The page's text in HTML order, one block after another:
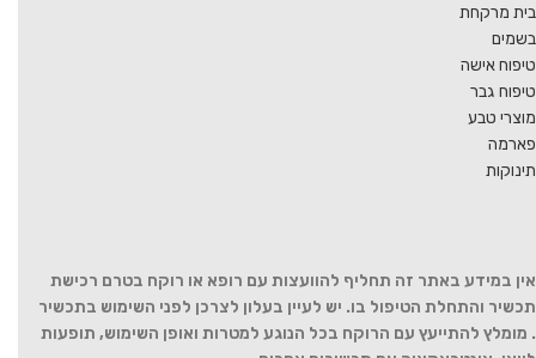
בית מרקחת
בשמים
טיפוח אישה
טיפוח גבר
מוצרי טבע
פארמה
תינוקות
אין במידע באתר זה תחליף להוועצות עם רופא או רוקח בטרם רכישת
תכשיר והתחלת הטיפול בו. יש לעיין בעלון לצרכן לפני השימוש בתכשיר
. מומלץ להתייעץ עם הרוקח בכל הנוגע למטרות ואופן השימוש, תופעות